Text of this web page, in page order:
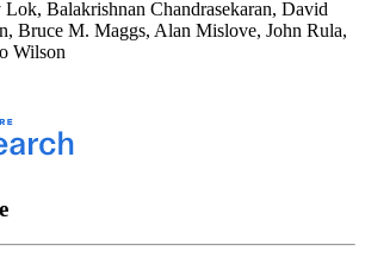
Lok, Balakrishnan Chandrasekaran, David
, Bruce M. Maggs, Alan Mislove, John Rula,
Wilson